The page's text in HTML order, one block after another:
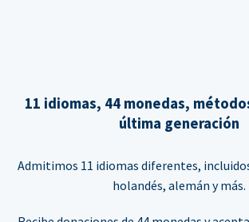
11 idiomas, 44 monedas,
última generación
Admitimos 11 idiomas diferentes,
holandés, alemán y más.